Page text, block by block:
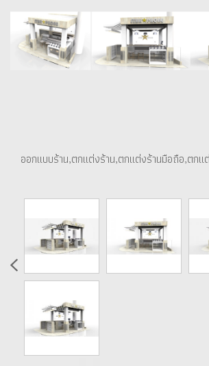
ออกแบบร้าน,ตกแต่งร้าน,ตกแต่งร้านมือถือ,ตกแ